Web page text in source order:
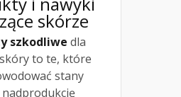
skórze
szkodliwe dla
to te, które
stany
nadprodukcję